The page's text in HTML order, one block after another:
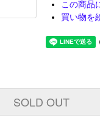
この商品
買い物を
SOLD OUT